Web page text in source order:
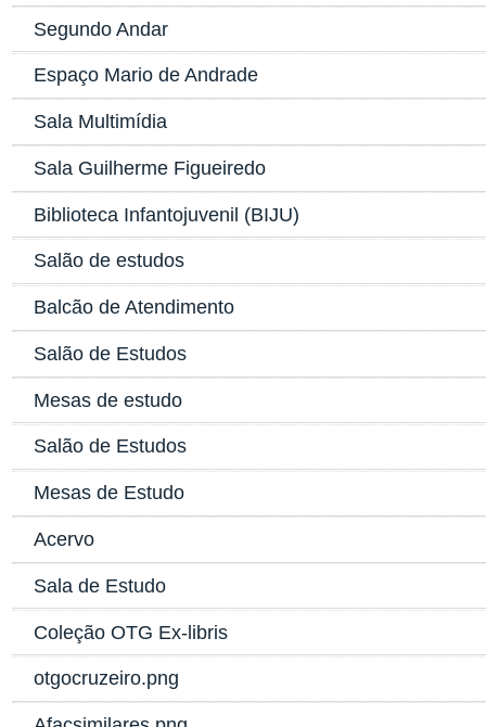
Segundo Andar
Espaço Mario de Andrade
Sala Multimídia
Sala Guilherme Figueiredo
Biblioteca Infantojuvenil (BIJU)
Salão de estudos
Balcão de Atendimento
Salão de Estudos
Mesas de estudo
Salão de Estudos
Mesas de Estudo
Acervo
Sala de Estudo
Coleção OTG Ex-libris
otgocruzeiro.png